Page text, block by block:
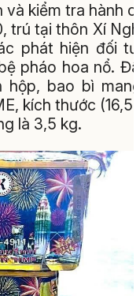
và kiểm tra hành
trú tại thôn Xí
phát hiện đối
pháo hoa nổ.
hộp, bao bì
kích thước (16,5
là 3,5 kg.